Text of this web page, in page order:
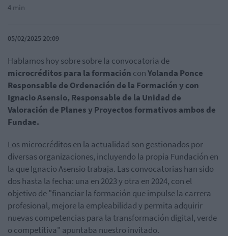
4 min
05/02/2025 20:09
Hablamos hoy sobre sobre la convocatoria de
microcréditos para la formación conYolanda Ponce
Responsable de Ordenación de la Formación y con
Ignacio Asensio, Responsable de la Unidad de
Valoración de Planes y Proyectos formativos ambos de
Fundae.
Los microcréditos en la actualidad son gestionados por
diversas organizaciones, incluyendo la propia Fundación en
la que Ignacio Asensio trabaja. Las convocatorias han sido
dos hasta la fecha: una en 2023 y otra en 2024, con el
objetivo de "financiar la formación que impulse la carrera
profesional, mejore la empleabilidad y permita adquirir
nuevas competencias para la transformación digital, verde
o competitiva" apuntaba nuestro invitado.